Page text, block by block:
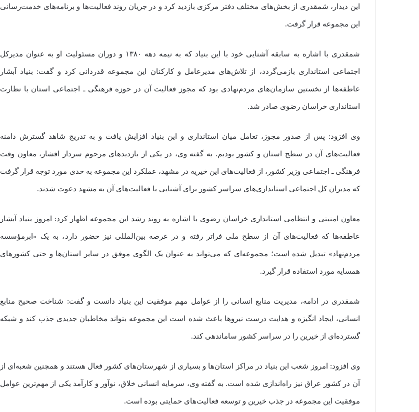
این دیدار، شمقدری از بخش‌های مختلف دفتر مرکزی بازدید کرد و در جریان روند فعالیت‌ها و برنامه‌های خدمت‌رسانی
این مجموعه قرار گرفت.
شمقدری با اشاره به سابقه آشنایی خود با این بنیاد که به نیمه دهه ۱۳۸۰ و دوران مسئولیت او به عنوان مدیرکل
اجتماعی استانداری بازمی‌گردد، از تلاش‌های مدیرعامل و کارکنان این مجموعه قدردانی کرد و گفت: بنیاد آبشار
عاطفه‌ها از نخستین سازمان‌های مردم‌نهادی بود که مجوز فعالیت آن در حوزه فرهنگی ـ اجتماعی استان با نظارت
استانداری خراسان رضوی صادر شد.
وی افزود: پس از صدور مجوز، تعامل میان استانداری و این بنیاد افزایش یافت و به تدریج شاهد گسترش دامنه
فعالیت‌های آن در سطح استان و کشور بودیم. به گفته وی، در یکی از بازدیدهای مرحوم سردار افشار، معاون وقت
فرهنگی ـ اجتماعی وزیر کشور، از فعالیت‌های این خیریه در مشهد، عملکرد این مجموعه به حدی مورد توجه قرار گرفت
که مدیران کل اجتماعی استانداری‌های سراسر کشور برای آشنایی با فعالیت‌های آن به مشهد دعوت شدند.
معاون امنیتی و انتظامی استانداری خراسان رضوی با اشاره به روند رشد این مجموعه اظهار کرد: امروز بنیاد آبشار
عاطفه‌ها که فعالیت‌های آن از سطح ملی فراتر رفته و در عرصه بین‌المللی نیز حضور دارد، به یک «ابرمؤسسه
مردم‌نهاد» تبدیل شده است؛ مجموعه‌ای که می‌تواند به عنوان یک الگوی موفق در سایر استان‌ها و حتی کشورهای
همسایه مورد استفاده قرار گیرد.
شمقدری در ادامه، مدیریت منابع انسانی را از عوامل مهم موفقیت این بنیاد دانست و گفت: شناخت صحیح منابع
انسانی، ایجاد انگیزه و هدایت درست نیروها باعث شده است این مجموعه بتواند مخاطبان جدیدی جذب کند و شبکه
گسترده‌ای از خیرین را در سراسر کشور ساماندهی کند.
وی افزود: امروز شعب این بنیاد در مراکز استان‌ها و بسیاری از شهرستان‌های کشور فعال هستند و همچنین شعبه‌ای از
آن در کشور عراق نیز راه‌اندازی شده است. به گفته وی، سرمایه انسانی خلاق، نوآور و کارآمد یکی از مهم‌ترین عوامل
موفقیت این مجموعه در جذب خیرین و توسعه فعالیت‌های حمایتی بوده است.